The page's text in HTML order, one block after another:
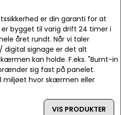
er din garanti for at
bygget til varig drift 24 timer i
året rundt. Når vi taler
signage er det alt
kan holde. F.eks. "Burnt-in
sig fast på panelet.
hvor skærmen eller
VIS PRODUKTER